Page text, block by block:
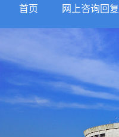
首页 网上咨询回复